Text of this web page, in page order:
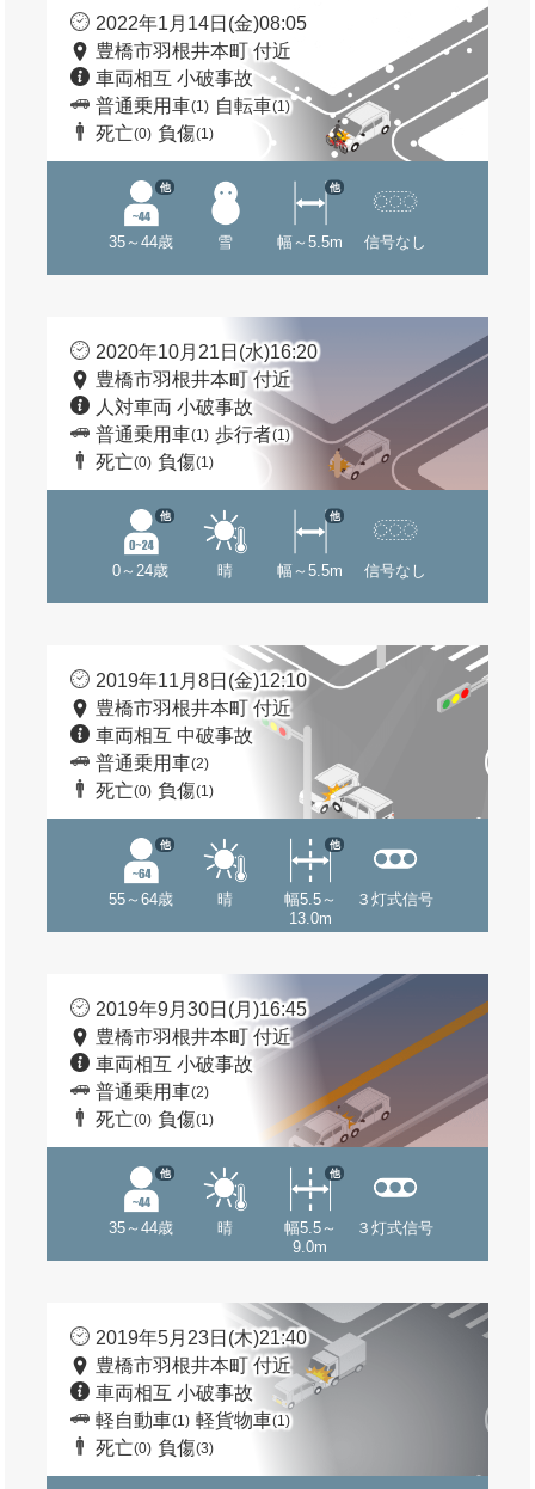
2022年1月14日(金)08:05
豊橋市羽根井本町 付近
車両相互 小破事故
普通乗用車(1) 自転車(1)
死亡(0) 負傷(1)
35～44歳
他
雪 幅～5.5m
他
信号なし
2020年10月21日(水)16:20
豊橋市羽根井本町 付近
人対車両 小破事故
普通乗用車(1) 歩行者(1)
死亡(0) 負傷(1)
0～24歳
他
晴 幅～5.5m
他
信号なし
2019年11月8日(金)12:10
豊橋市羽根井本町 付近
車両相互 中破事故
普通乗用車(2)
死亡(0) 負傷(1)
55～64歳
他
晴
幅5.5～
13.0m
他
３灯式信号
2019年9月30日(月)16:45
豊橋市羽根井本町 付近
車両相互 小破事故
普通乗用車(2)
死亡(0) 負傷(1)
35～44歳
他
晴
幅5.5～
9.0m
他
３灯式信号
2019年5月23日(木)21:40
豊橋市羽根井本町 付近
車両相互 小破事故
軽自動車(1) 軽貨物車(1)
死亡(0) 負傷(3)